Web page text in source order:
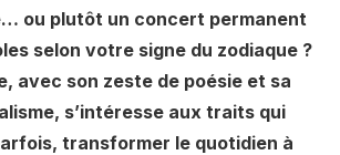
ou plutôt un concert permanent
selon votre signe du zodiaque ?
avec son zeste de poésie et sa
s’intéresse aux traits qui
transformer le quotidien à